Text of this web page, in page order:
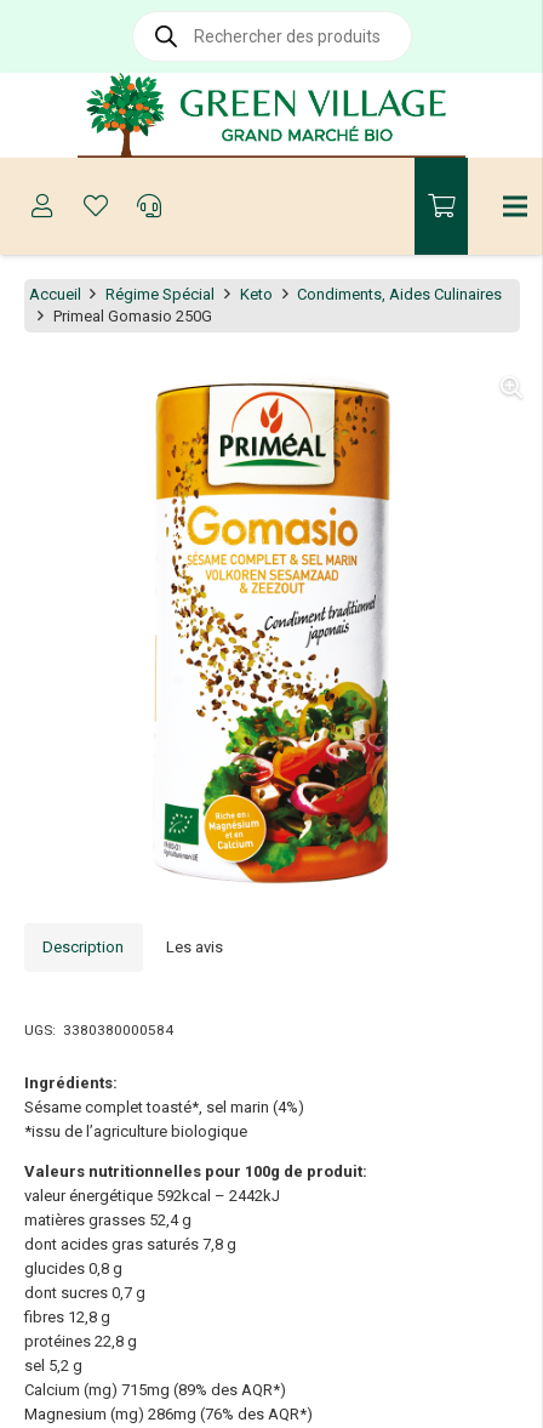
Recherche
produits
Accueil Régime Spécial Keto
Condiments, Aides Culinaires
Primeal Gomasio 250G
Description Les avis
UGS: 3380380000584
Ingrédients:
Sésame complet toasté*, sel marin (4%)
*issu de l’agriculture biologique
Valeurs nutritionnelles pour 100g de produit:
valeur énergétique 592kcal – 2442kJ
matières grasses 52,4 g
dont acides gras saturés 7,8 g
glucides 0,8 g
dont sucres 0,7 g
fibres 12,8 g
protéines 22,8 g
sel 5,2 g
Calcium (mg) 715mg (89% des AQR*)
Magnesium (mg) 286mg (76% des AQR*)